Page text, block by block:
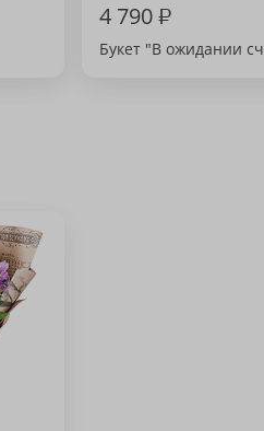
4 790₽
Букет "В ожидании